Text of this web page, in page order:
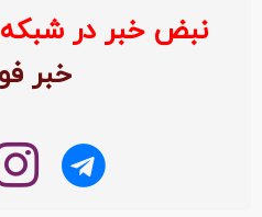
نبض خبر در شبکه